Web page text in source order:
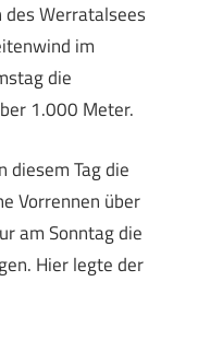
des Werratalsees
im
die
1.000 Meter.
diesem Tag die
Vorrennen über
am Sonntag die
Hier legte der